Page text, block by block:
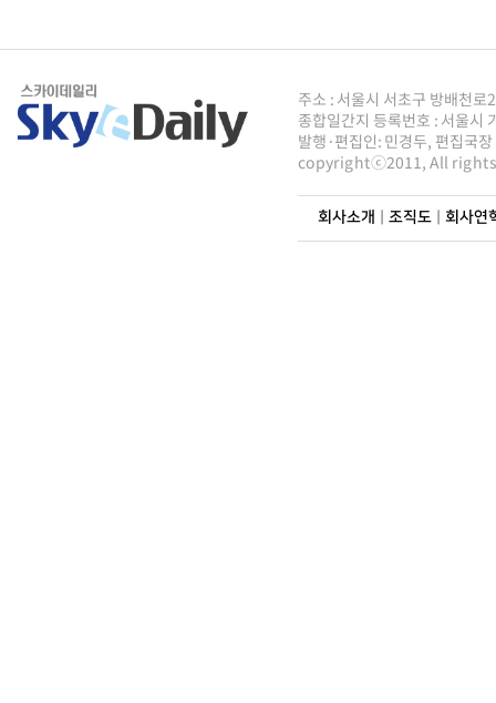
주소 : 서울시 서초구 방배천
종합일간지 등록번호 : 서울
발행·편집인: 민경두, 편집국
copyrightⓒ2011, All rights
회사소개 조직도| 회사연